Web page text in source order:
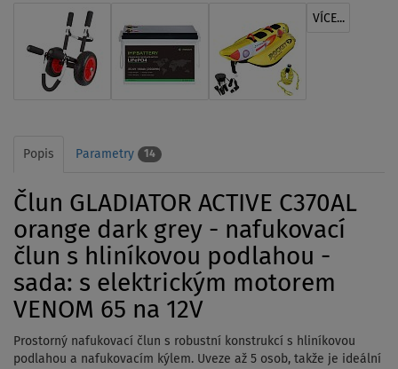
VÍCE...
Popis Parametry 14
Člun GLADIATOR ACTIVE C370AL
orange dark grey - nafukovací
člun s hliníkovou podlahou -
sada: s elektrickým motorem
VENOM 65 na 12V
Prostorný nafukovací člun s robustní konstrukcí s hliníkovou
podlahou a nafukovacím kýlem. Uveze až 5 osob, takže je ideální